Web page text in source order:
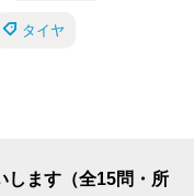
タイヤ
します（全15問・所